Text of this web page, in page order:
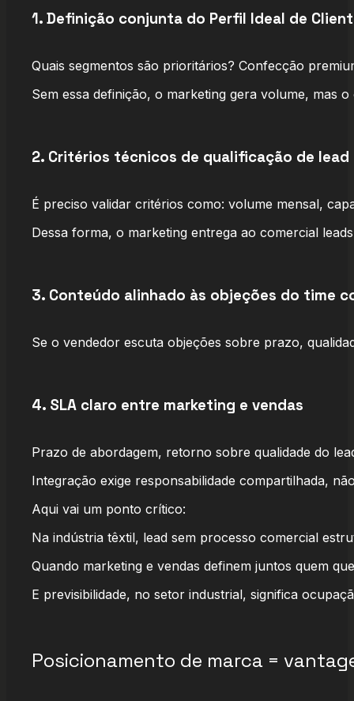
1. Definição conjunta do Perfil Ideal de
Quais segmentos são prioritários? Confecção
Sem essa definição, o marketing gera volume, mas
2. Critérios técnicos de qualificação de lead
É preciso validar critérios como: volume mensal,
Dessa forma, o marketing entrega ao comercial
3. Conteúdo alinhado às objeções do time
Se o vendedor escuta objeções sobre prazo,
4. SLA claro entre marketing e vendas
Prazo de abordagem, retorno sobre qualidade do
Integração exige responsabilidade compartilhada,
Aqui vai um ponto crítico:
Na indústria têxtil, lead sem processo comercial
Quando marketing e vendas definem juntos quem
E previsibilidade, no setor industrial, significa
Posicionamento de marca =